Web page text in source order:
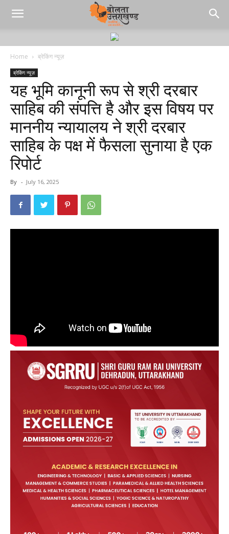
Home ब्रेकिंग न्यूज़
ब्रेकिंग न्यूज़
यह भूमि कानूनी रूप से श्री दरबार
साहिब की संपत्ति है और इस विषय पर
माननीय न्यायालय ने श्री दरबार
साहिब के पक्ष में फैसला सुनाया है एक
रिपोर्ट
By - July 16, 2025